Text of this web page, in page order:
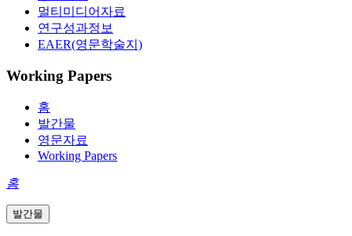
멀티미디어자료
연구성과정보
EAER(영문학술지)
Working Papers
홈
발간물
영문자료
Working Papers
홈
발간물